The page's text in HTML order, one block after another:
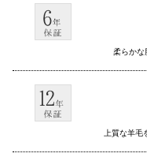
柔らかな
上質な羊毛